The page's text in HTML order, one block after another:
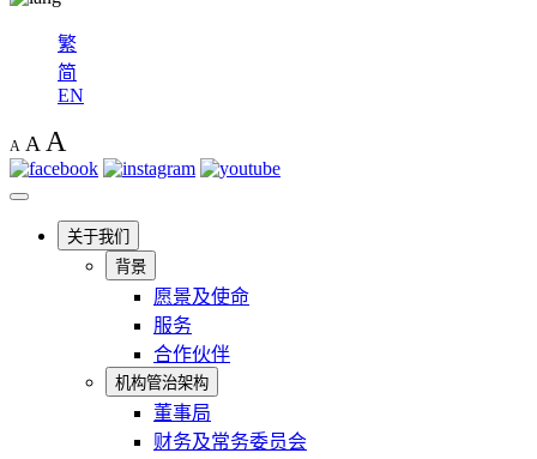
繁
简
EN
A A A
关于我们
背景
愿景及使命
服务
合作伙伴
机构管治架构
董事局
财务及常务委员会